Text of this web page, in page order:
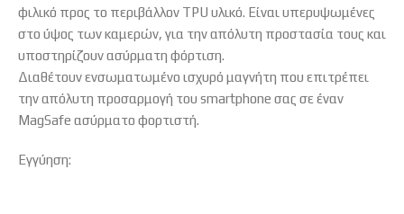
φιλικό προς το περιβάλλον TPU υλικό. Είναι υπερυψωμένες
στο ύψος των καμερών, για την απόλυτη προστασία τους και
υποστηρίζουν ασύρματη φόρτιση.
Διαθέτουν ενσωματωμένο ισχυρό μαγνήτη που επιτρέπει
την απόλυτη προσαρμογή του smartphone σας σε έναν
MagSafe ασύρματο φορτιστή.
Εγγύηση: